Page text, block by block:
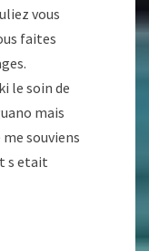
vous
faites
le soin de
mais
souviens
s etait